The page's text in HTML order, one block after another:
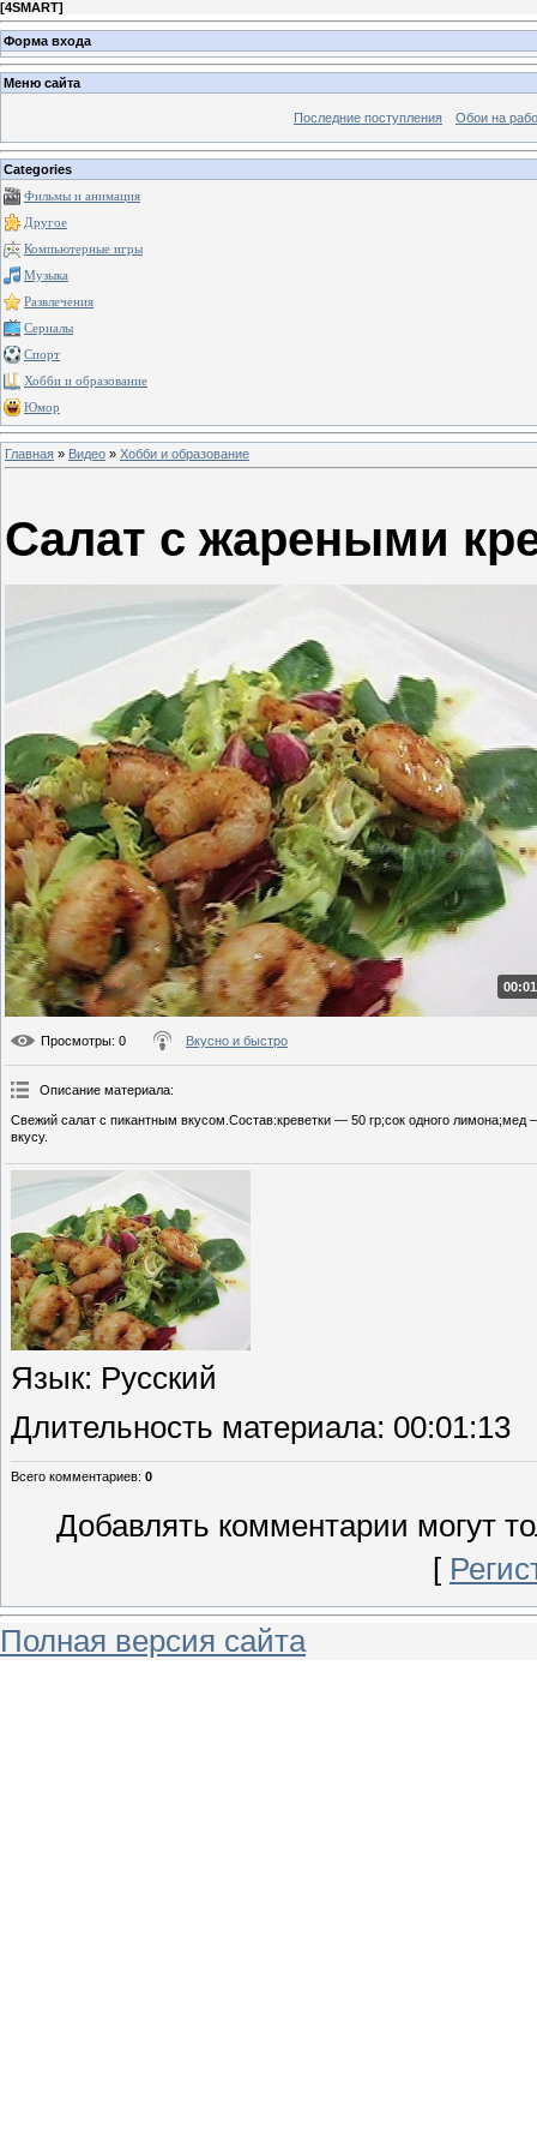
[4SMART]
Форма входа
Меню сайта
Последние поступления Обои на
Categories
Фильмы и анимация
Другое
Компьютерные игры
Музыка
Развлечения
Сериалы
Спорт
Хобби и образование
Юмор
Главная » Видео » Хобби и образование
Салат с жареными
Просмотры: 0 Вкусно и быстро
Описание материала:
Свежий салат с пикантным вкусом.Состав:креветки — 50 гр;сок одного
вкусу.
Язык: Русский
Длительность материала: 00:01:13
Всего комментариев: 0
Добавлять комментарии могут
[
Полная версия сайта